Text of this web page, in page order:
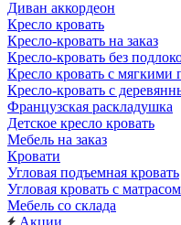
Диван аккордеон
Кресло кровать
Кресло-кровать на заказ
Кресло-кровать без
Кресло кровать с мягкими
Кресло-кровать с
Французская раскладушка
Детское кресло кровать
Мебель на заказ
Кровати
Угловая подъемная кровать
Угловая кровать с матрасом
Мебель со склада
Акции